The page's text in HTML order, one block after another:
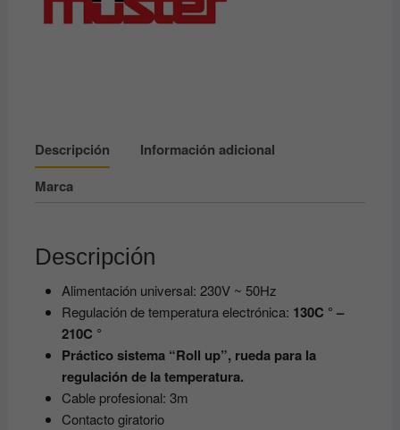
Descripción
Información adicional
Marca
Descripción
Alimentación universal: 230V ~ 50Hz
Regulación de temperatura electrónica: 130C ° –
210C °
Práctico sistema “Roll up”, rueda para la
regulación de la temperatura.
Cable profesional: 3m
Contacto giratorio